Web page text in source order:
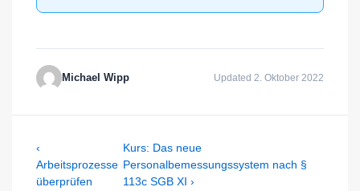
Michael Wipp Updated 2. Oktober 2022
Beitragsnavigation
Previous
Post
is
‹
Arbeitsprozesse
überprüfen
Next
Post
is
Kurs: Das neue
Personalbemessungssystem nach §
113c SGB XI ›